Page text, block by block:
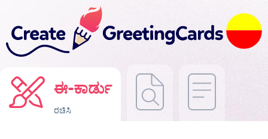
ಈ-ಕಾರ್ಡು
ರಚಿಸಿ